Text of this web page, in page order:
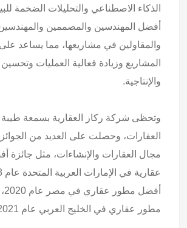
الذكاء الاصطناعي والتحليلات الضخمة
أفضل المهندسين والمصممين
والمقاولين في مشاريعها، مما يساعد
المشاريع وزيادة فعالية العمليات وتحسين
والإنتاجية.
وتحظى شركة ركاز العقارية بسمعة
العقارات، وحصلت على العديد من
مجال العقارات والإنشاءات، مثل جائزة
مطور عقاري في الخليج العربي عام 2021.